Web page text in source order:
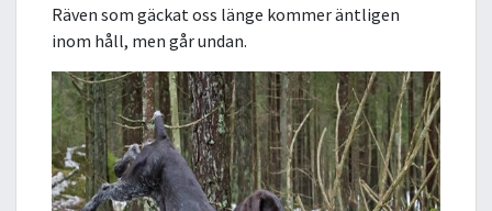
Räven som gäckat oss länge kommer äntligen
inom håll, men går undan.